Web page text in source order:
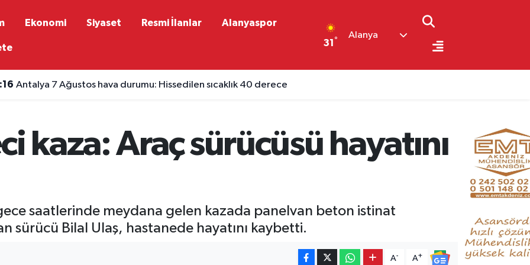
Ekonomi Siyaset Resmi İlanlar Alanyaspor
31 °
Alanya
Köprülü Kanyon artık müdürlük statüsüyle yönetilecek
kaza: Araç sürücüsü hayatını
saatlerinde meydana gelen kazada panelvan beton istinat
sürücü Bilal Ulaş, hastanede hayatını kaybetti.
A- A+